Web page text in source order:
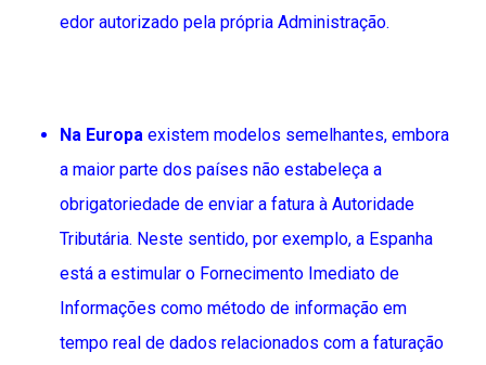
edor autorizado pela própria Administração.
Na Europa existem modelos semelhantes, embora
a maior parte dos países não estabeleça a
obrigatoriedade de enviar a fatura à Autoridade
Tributária. Neste sentido, por exemplo, a Espanha
está a estimular o Fornecimento Imediato de
Informações como método de informação em
tempo real de dados relacionados com a faturação